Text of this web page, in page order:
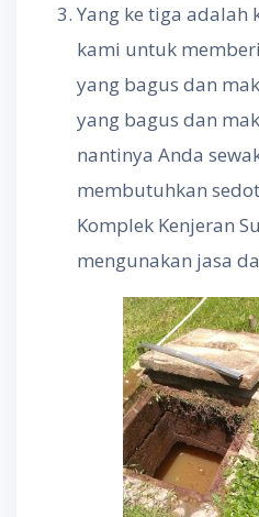
Yang ke tiga adalah
kami untuk
yang bagus dan
yang bagus dan
nantinya Anda
membutuhkan
Komplek Kenjeran
mengunakan jasa